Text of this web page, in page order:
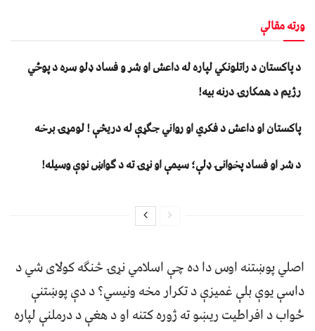
ورته مقالې
د پاکستان د راتلونکي لپاره له داعش او شر و فساد ډلو سره د پوځي
رژیم د همکارۍ درنه بیه!
پاکستان او داعش د فکري او رواني جګړې له دریڅې ! لومړۍ برخه
د شر او فساد پخوانۍ ډلې؛ سیمې او نړۍ ته د ګواښ نوې وسیله!
اصلي پوښتنه اوس دا ده چې اسلامي نړۍ څنګه کولای شي د
داسې یوې بلې غمیزې د تکرار مخه ونیسي؟ د دې پوښتنې
ځواب د افراطیت ریښو ته ژوره کتنه او د هغې د درملنې لپاره